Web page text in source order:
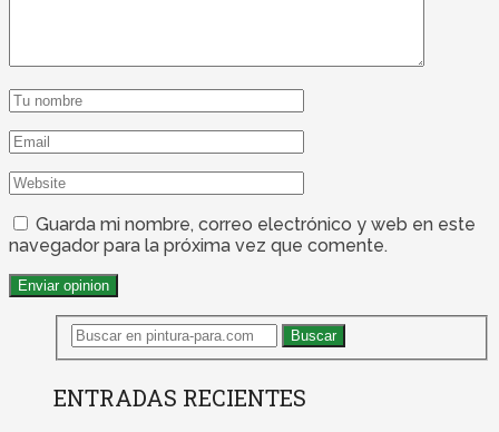
Guarda mi nombre, correo electrónico y web en este
navegador para la próxima vez que comente.
ENTRADAS RECIENTES